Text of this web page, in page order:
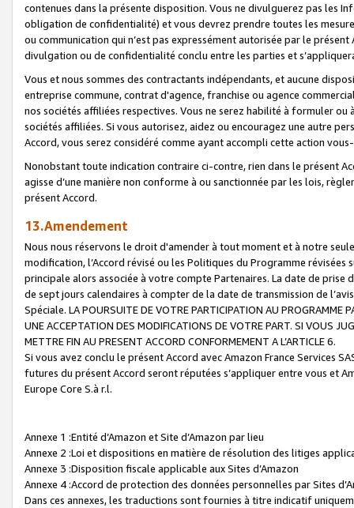
contenues dans la présente disposition. Vous ne divulguerez pas les
obligation de confidentialité) et vous devrez prendre toutes les
ou communication qui n’est pas expressément autorisée par le
divulgation ou de confidentialité conclu entre les parties et
Vous et nous sommes des contractants indépendants, et aucune
entreprise commune, contrat d'agence, franchise ou agence
nos sociétés affiliées respectives. Vous ne serez habilité à formuler
sociétés affiliées. Si vous autorisez, aidez ou encouragez une autre
Accord, vous serez considéré comme ayant accompli cette action
Nonobstant toute indication contraire ci-contre, rien dans le présent
agisse d’une manière non conforme à ou sanctionnée par les lois,
présent Accord.
13.Amendement
Nous nous réservons le droit d'amender à tout moment et à notre
modification, l’Accord révisé ou les Politiques du Programme
principale alors associée à votre compte Partenaires. La date de
de sept jours calendaires à compter de la date de transmission de
Spéciale. LA POURSUITE DE VOTRE PARTICIPATION AU PROGRAMME
UNE ACCEPTATION DES MODIFICATIONS DE VOTRE PART. SI VOUS
METTRE FIN AU PRESENT ACCORD CONFORMEMENT A L’ARTICLE 6.
Si vous avez conclu le présent Accord avec Amazon France Services
futures du présent Accord seront réputées s’appliquer entre vous et
Europe Core S.à r.l.
Annexe 1 :Entité d’Amazon et Site d’Amazon par lieu
Annexe 2 :Loi et dispositions en matière de résolution des litiges
Annexe 3 :Disposition fiscale applicable aux Sites d’Amazon
Annexe 4 :Accord de protection des données personnelles par Sites
Dans ces annexes, les traductions sont fournies à titre indicatif